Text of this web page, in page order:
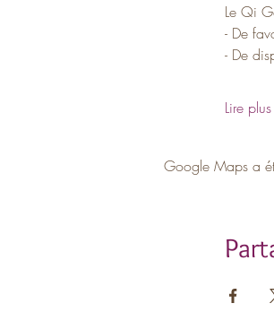
Le Qi
- De
- De
Lire
Google Maps a